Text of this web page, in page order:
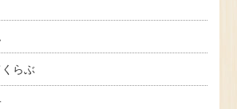
らぶ